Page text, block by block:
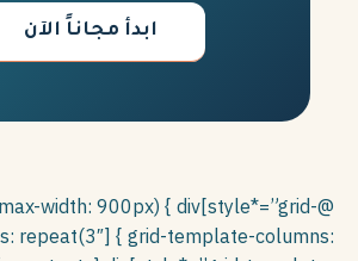
ابدأ مجاناً الآن
(max-width: 900px) { div[style*=”grid-
repeat(3″] { grid-template-columns: